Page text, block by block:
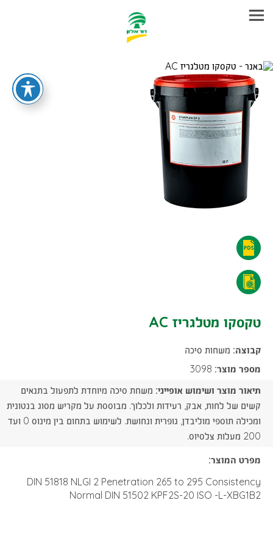
מעבר
לתוכן
הראשי
-
הורדת
קובץ
PDF
AC
-
קובץ
PDF
טקסקו מטלגריז AC
קבוצה: משחות סיכה
מספר מוצר:
תיאור מוצר ושימוש אופייני: משחת סיכה מיוחדת לתפעול בתנאים
קשים של לחות, אבק, רעידות ולכלוך. מבוססת על מקריש מסוג בנטונית
ומכילה תוספי מוליבדן, גופרית ונחושת. לשימוש בתחום בין מינוס 0 ועד
200 מעלות צלסיוס.
מפרט המוצר:
DIN 51818 NLGI 2 Penetration 265 to 295 Consistency
Normal DIN 51502 KPF2S-20 ISO -L-XBG1B2